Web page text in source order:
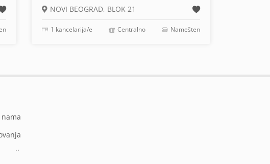
NOVI BEOGRAD, BLOK 21
1 kancelarija/e Centralno Namešten
nama